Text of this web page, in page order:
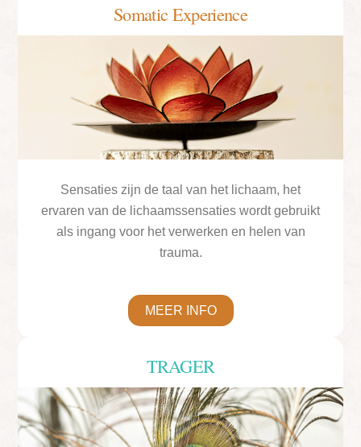
Somatic Experience
Sensaties zijn de taal van het lichaam, het
ervaren van de lichaamssensaties wordt gebruikt
als ingang voor het verwerken en helen van
trauma.
MEER INFO
TRAGER